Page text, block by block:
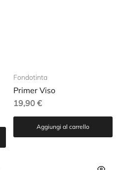
Fondotinta
Primer Viso
19,90 €
Aggiungi al carrello